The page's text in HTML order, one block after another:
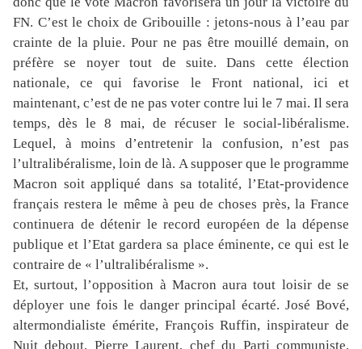
FN. C’est le choix de Gribouille : jetons-nous à l’eau par
crainte de la pluie. Pour ne pas être mouillé demain, on
préfère se noyer tout de suite. Dans cette élection
nationale, ce qui favorise le Front national, ici et
maintenant, c’est de ne pas voter contre lui le 7 mai. Il sera
temps, dès le 8 mai, de récuser le social-libéralisme.
Lequel, à moins d’entretenir la confusion, n’est pas
l’ultralibéralisme, loin de là. A supposer que le programme
Macron soit appliqué dans sa totalité, l’Etat-providence
français restera le même à peu de choses près, la France
continuera de détenir le record européen de la dépense
publique et l’Etat gardera sa place éminente, ce qui est le
contraire de « l’ultralibéralisme ».
Et, surtout, l’opposition à Macron aura tout loisir de se
déployer une fois le danger principal écarté. José Bové,
altermondialiste émérite, François Ruffin, inspirateur de
Nuit debout, Pierre Laurent, chef du Parti communiste,